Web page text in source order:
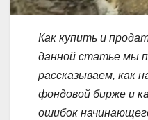
Как купить и
данной статье мы
рассказываем, как
фондовой бирже и
ошибок